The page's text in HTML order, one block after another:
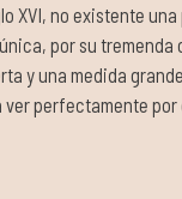
XVI, no existente
por su tremenda
y una medida
perfectamente por